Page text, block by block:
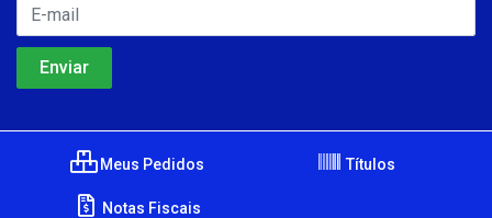
Meus Pedidos Títulos
Notas Fiscais